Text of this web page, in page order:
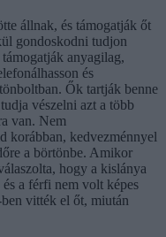
állnak, és támogatják őt
gondoskodni tudjon
anyagilag,
és
Ők tartják benne
vészelni azt a több
van. Nem
korábban, kedvezménnyel
a börtönbe. Amikor
hogy a kislánya
a férfi nem volt képes
vitték el őt, miután